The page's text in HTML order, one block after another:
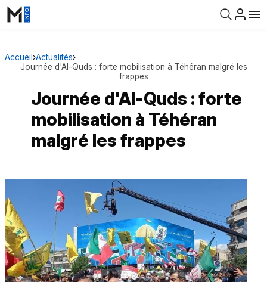
Accueil ›Actualités›
Journée d'Al-Quds : forte mobilisation à Téhéran malgré les
frappes
Journée d'Al-Quds : forte
mobilisation à Téhéran
malgré les frappes